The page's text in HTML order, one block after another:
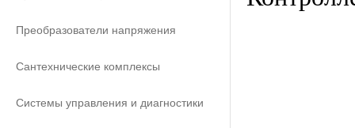
Преобразователи напряжения
Сантехнические комплексы
Системы управления и диагностики